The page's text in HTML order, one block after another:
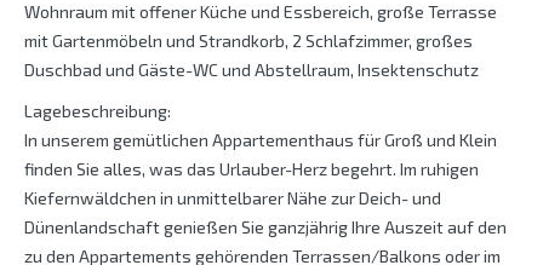
Wohnraum mit offener Küche und Essbereich, große Terrasse
mit Gartenmöbeln und Strandkorb, 2 Schlafzimmer, großes
Duschbad und Gäste-WC und Abstellraum, Insektenschutz
Lagebeschreibung:
In unserem gemütlichen Appartementhaus für Groß und Klein
finden Sie alles, was das Urlauber-Herz begehrt. Im ruhigen
Kiefernwäldchen in unmittelbarer Nähe zur Deich- und
Dünenlandschaft genießen Sie ganzjährig Ihre Auszeit auf den
zu den Appartements gehörenden Terrassen/Balkons oder im